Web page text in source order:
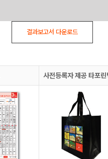
결과보고서 다운로드
사전등록자 제공 타포린